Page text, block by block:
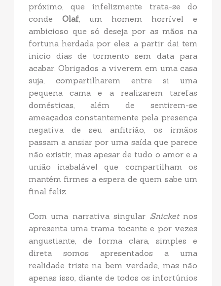
próximo, que infelizmente trata-se do
conde Olaf, um homem horrível e
ambicioso que só deseja por as mãos na
fortuna herdada por eles, a partir dai tem
inicio dias de tormento sem data para
acabar. Obrigados a viverem em uma casa
suja, compartilharem entre si uma
pequena cama e a realizarem tarefas
domésticas, além de sentirem-se
ameaçados constantemente pela presença
negativa de seu anfitrião, os irmãos
passam a ansiar por uma saída que parece
não existir, mas apesar de tudo o amor e a
união inabalável que compartilham os
mantém firmes a espera de quem sabe um
final feliz.
Com uma narrativa singular Snicketnos
apresenta uma trama tocante e por vezes
angustiante, de forma clara, simples e
direta somos apresentados a uma
realidade triste na bem verdade, mas não
apenas isso, diante de todos os infortúnios